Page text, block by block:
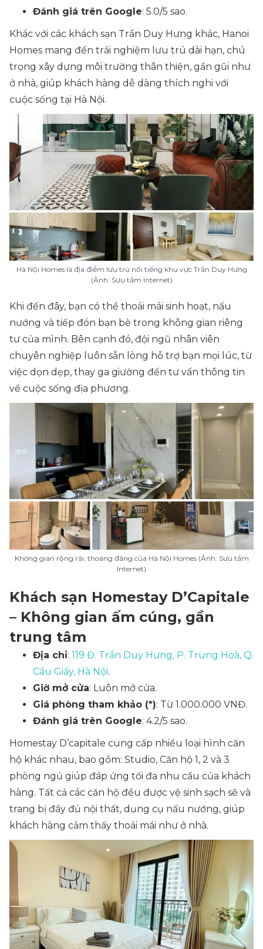
Đánh giá trên Google: 5.0/5 sao.
Khác với các khách sạn Trần Duy Hưng khác, Hanoi
Homes mang đến trải nghiệm lưu trú dài hạn, chú
trọng xây dựng môi trường thân thiện, gần gũi như
ở nhà, giúp khách hàng dễ dàng thích nghi với
cuộc sống tại Hà Nội.
Hà Nội Homes là địa điểm lưu trú nổi tiếng khu vực Trần Duy Hưng
(Ảnh: Sưu tầm Internet)
Khi đến đây, bạn có thể thoải mái sinh hoạt, nấu
nướng và tiếp đón bạn bè trong không gian riêng
tư của mình. Bên cạnh đó, đội ngũ nhân viên
chuyên nghiệp luôn sẵn lòng hỗ trợ bạn mọi lúc, từ
việc dọn dẹp, thay ga giường đến tư vấn thông tin
về cuộc sống địa phương.
Không gian rộng rãi, thoáng đãng của Hà Nội Homes (Ảnh: Sưu tầm
Internet)
Khách sạn Homestay D’Capitale
– Không gian ấm cúng, gần
trung tâm
Địa chỉ: 119 Đ. Trần Duy Hưng, P. Trung Hoà, Q.
Cầu Giấy, Hà Nội.
Giờ mở cửa: Luôn mở cửa.
Giá phòng tham khảo (*): Từ 1.000.000 VNĐ.
Đánh giá trên Google: 4.2/5 sao.
Homestay D’capitale cung cấp nhiều loại hình căn
hộ khác nhau, bao gồm: Studio, Căn hộ 1, 2 và 3
phòng ngủ giúp đáp ứng tối đa nhu cầu của khách
hàng. Tất cả các căn hộ đều được vệ sinh sạch sẽ và
trang bị đầy đủ nội thất, dụng cụ nấu nướng, giúp
khách hàng cảm thấy thoải mái như ở nhà.